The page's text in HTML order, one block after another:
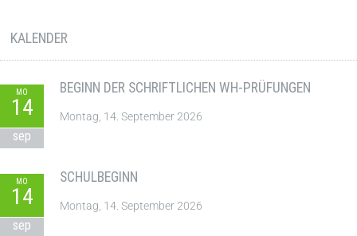
KALENDER
MO
14
sep
BEGINN DER SCHRIFTLICHEN WH-PRÜFUNGEN
Montag, 14. September 2026
MO
14
sep
SCHULBEGINN
Montag, 14. September 2026